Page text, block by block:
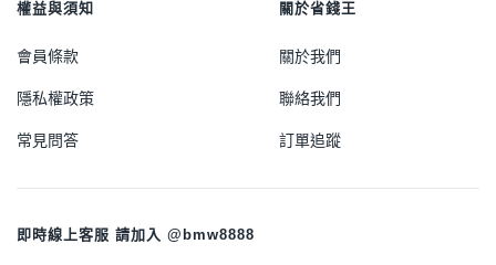
權益與須知
會員條款
隱私權政策
常見問答
關於省錢王
關於我們
聯絡我們
訂單追蹤
即時線上客服 請加入 @bmw8888